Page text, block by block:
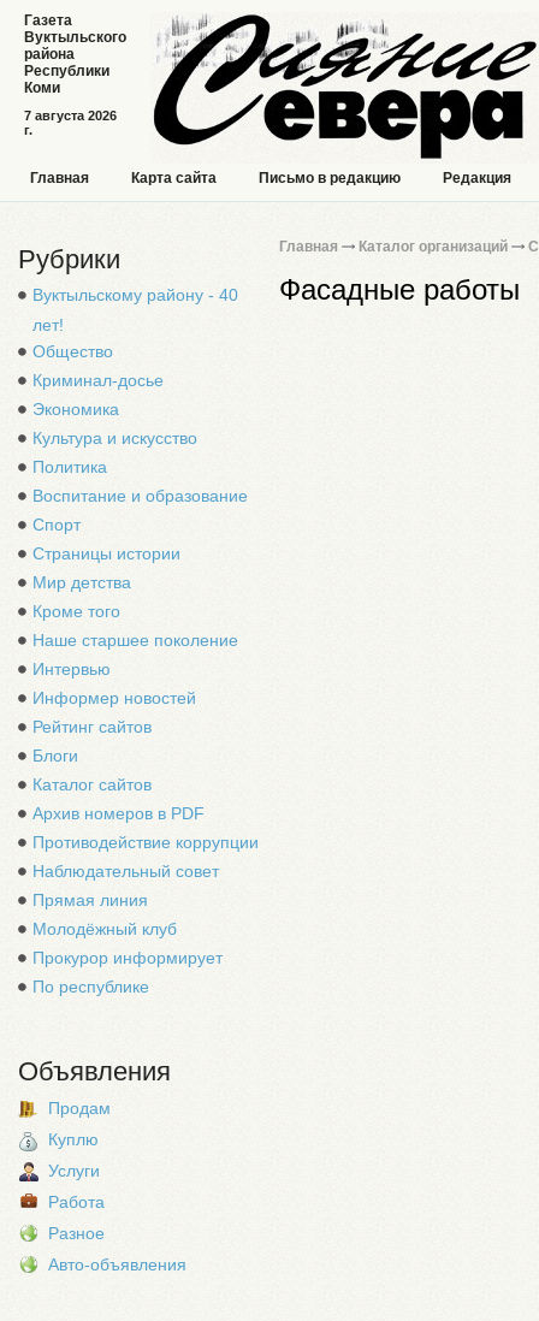
7 августа 2026
г.
Газета
Вуктыльского
района
Республики
Коми
Главная Карта сайта Письмо в редакцию Редакция
Рубрики
Вуктыльскому району - 40
лет!
Общество
Криминал-досье
Экономика
Культура и искусство
Политика
Воспитание и образование
Спорт
Страницы истории
Мир детства
Кроме того
Наше старшее поколение
Интервью
Информер новостей
Рейтинг сайтов
Блоги
Каталог сайтов
Архив номеров в PDF
Противодействие коррупции
Наблюдательный совет
Прямая линия
Молодёжный клуб
Прокурор информирует
По республике
Объявления
Продам
Куплю
Услуги
Работа
Разное
Авто-объявления
Главная Каталог организаций
Фасадные работы